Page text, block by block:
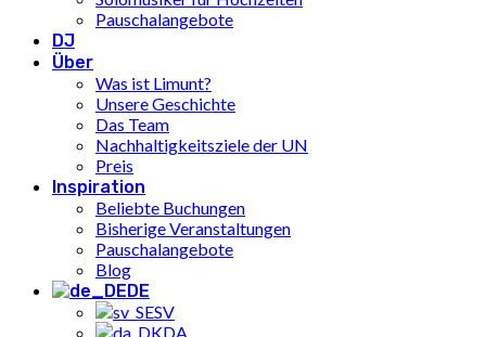
Pauschalangebote
DJ
Über
Was ist Limunt?
Unsere Geschichte
Das Team
Nachhaltigkeitsziele der UN
Preis
Inspiration
Beliebte Buchungen
Bisherige Veranstaltungen
Pauschalangebote
Blog
DE
SV
DA